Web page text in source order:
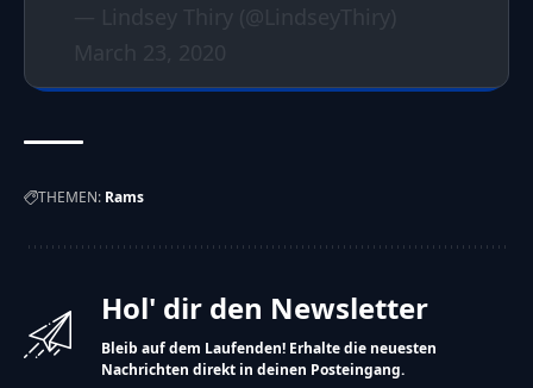
THEMEN: Rams
Hol' dir den Newsletter
Bleib auf dem Laufenden! Erhalte die neuesten
Nachrichten direkt in deinen Posteingang.